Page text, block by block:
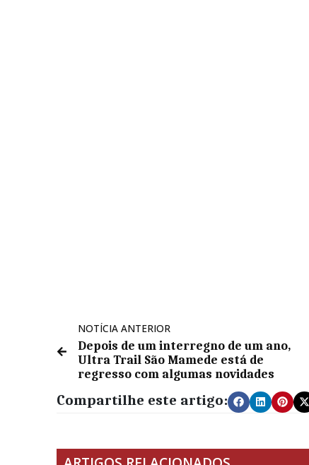
NOTÍCIA ANTERIOR
Depois de um interregno de um ano,
Ultra Trail São Mamede está de
regresso com algumas novidades
Compartilhe este artigo: